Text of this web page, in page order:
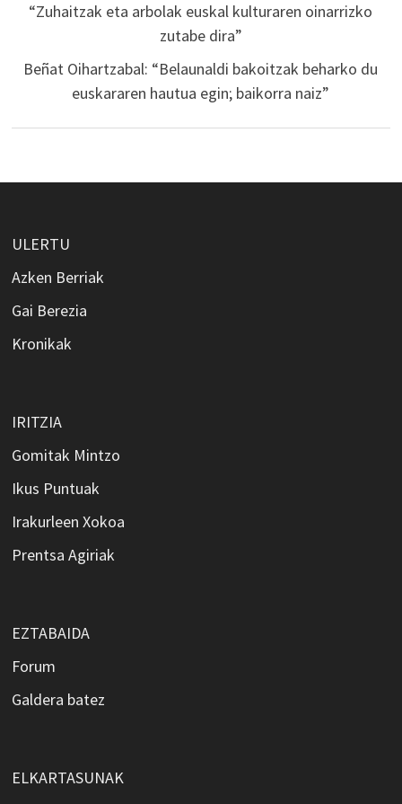
“Zuhaitzak eta arbolak euskal kulturaren oinarrizko
zutabe dira”
Beñat Oihartzabal: “Belaunaldi bakoitzak beharko du
euskararen hautua egin; baikorra naiz”
ULERTU
Azken Berriak
Gai Berezia
Kronikak
IRITZIA
Gomitak Mintzo
Ikus Puntuak
Irakurleen Xokoa
Prentsa Agiriak
EZTABAIDA
Forum
Galdera batez
ELKARTASUNAK